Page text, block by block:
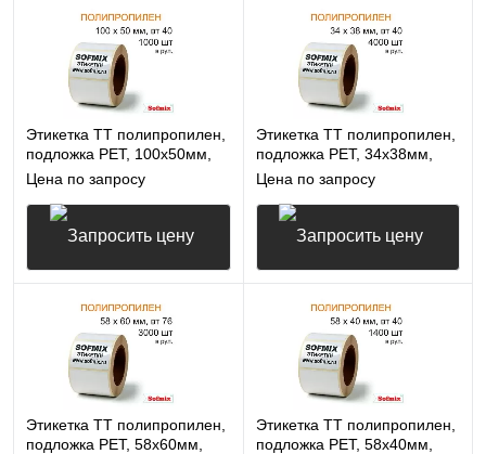
Запросить цену Запросить цену
Этикетка ТТ полипропилен,
подложка РЕТ, 100х50мм,
1000 в рул, вт40, 14115
Цена по запросу
Запросить цену
Этикетка ТТ полипропилен,
подложка РЕТ, 34х38мм,
4000 в рул, вт40, 14115
Цена по запросу
Запросить цену
Этикетка ТТ полипропилен,
подложка РЕТ, 58х60мм,
Этикетка ТТ полипропилен,
подложка РЕТ, 58х40мм,